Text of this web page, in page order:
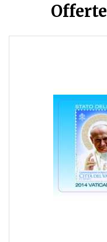
Offerte